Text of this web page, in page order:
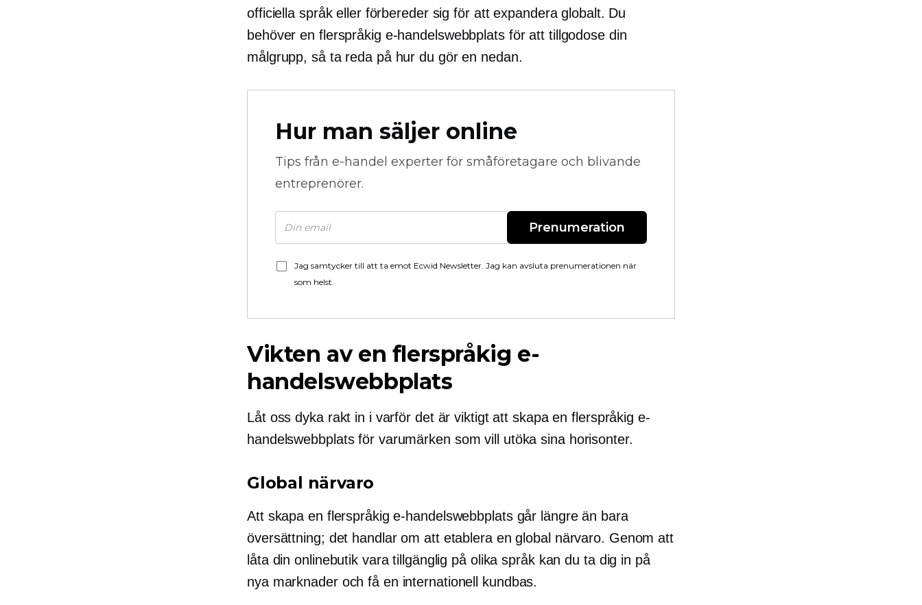
officiella språk eller förbereder sig för att expandera globalt. Du
behöver en flerspråkig e-handelswebbplats för att tillgodose din
målgrupp, så ta reda på hur du gör en nedan.
Hur man säljer online
Tips från e-handel experter för småföretagare och blivande
entreprenörer.
Prenumeration
Jag samtycker till att ta emot Ecwid Newsletter. Jag kan avsluta prenumerationen när
som helst.
Vikten av en flerspråkig e-
handelswebbplats
Låt oss dyka rakt in i varför det är viktigt att skapa en flerspråkig e-
handelswebbplats för varumärken som vill utöka sina horisonter.
Global närvaro
Att skapa en flerspråkig e-handelswebbplats går längre än bara
översättning; det handlar om att etablera en global närvaro. Genom att
låta din onlinebutik vara tillgänglig på olika språk kan du ta dig in på
nya marknader och få en internationell kundbas.